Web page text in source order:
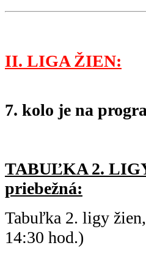
II. LIGA ŽIEN:
7. kolo je na
TABUĽKA 2.
priebežná:
Tabuľka 2. ligy
14:30 hod.)